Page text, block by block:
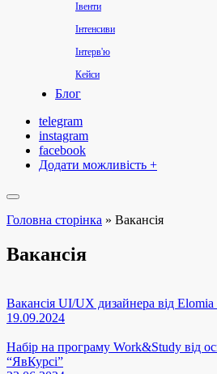
Івенти
Інтенсиви
Інтерв'ю
Кейси
Конкурси
Курси
Консультації
Конференції
Навчання
Проєкти
Стажування
Блог
telegram
instagram
facebook
Додати можливість +
Головна сторінка » Вакансія
Вакансія
Вакансія UI/UX дизайнера від Elomia
19.09.2024
Набір на програму Work&Study від
“ЯвКурсі”